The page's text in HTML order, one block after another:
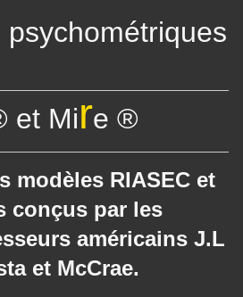
psychométriques
et Mire ®
modèles RIASEC et
conçus par les
américains J.L
et McCrae.